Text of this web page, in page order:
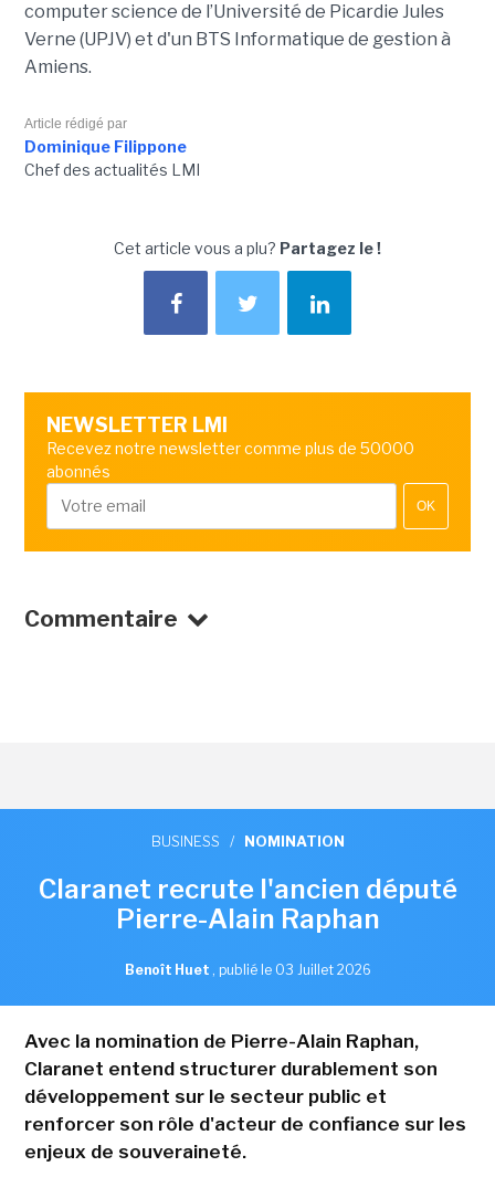
computer science de l’Université de Picardie Jules
Verne (UPJV) et d'un BTS Informatique de gestion à
Amiens.
Article rédigé par
Dominique Filippone
Chef des actualités LMI
Cet article vous a plu? Partagez le !
NEWSLETTER LMI
Recevez notre newsletter comme plus de 50000
abonnés
OK
Commentaire
BUSINESS / NOMINATION
Claranet recrute l'ancien député
Pierre-Alain Raphan
Benoît Huet , publié le 03 Juillet 2026
Avec la nomination de Pierre-Alain Raphan,
Claranet entend structurer durablement son
développement sur le secteur public et
renforcer son rôle d'acteur de confiance sur les
enjeux de souveraineté.